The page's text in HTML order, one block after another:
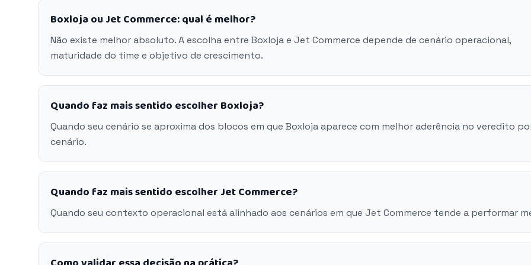
Boxloja ou Jet Commerce: qual é melhor?
Não existe melhor absoluto. A escolha entre Boxloja e Jet Commerce depende de cenário operacional,
maturidade do time e objetivo de crescimento.
Quando faz mais sentido escolher Boxloja?
Quando seu cenário se aproxima dos blocos em que Boxloja aparece com melhor aderência no veredito
cenário.
Quando faz mais sentido escolher Jet Commerce?
Quando seu contexto operacional está alinhado aos cenários em que Jet Commerce tende a performar